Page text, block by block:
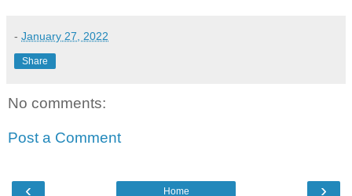
- January 27, 2022
Share
No comments:
Post a Comment
‹ ›
Home